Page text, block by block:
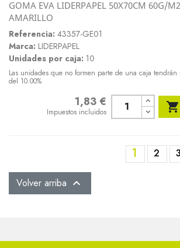
GOMA EVA LIDERPAPEL 50X70CM 60G/
AMARILLO
Referencia: 43357-GE01
Marca: LIDERPAPEL
Unidades por caja: 10
Las unidades que no formen parte de una caja
del 10.00%
1,83 €
Impuestos incluidos 
1 2 3
Volver arriba 